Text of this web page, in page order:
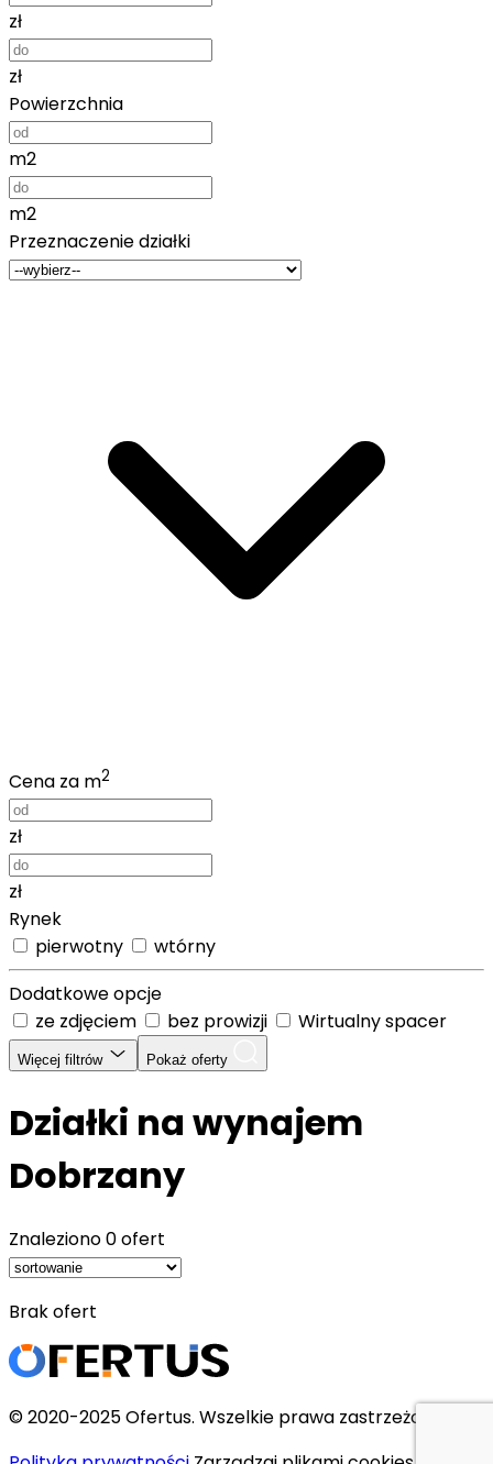
zł
zł
Powierzchnia
m2
m2
Przeznaczenie działki
Cena za m2
zł
zł
Rynek
pierwotny
wtórny
Dodatkowe opcje
ze zdjęciem
bez prowizji Wirtualny spacer
Więcej filtrów Pokaż oferty
Działki na wynajem
Dobrzany
Znaleziono0 ofert
Brak ofert
© 2020-2025 Ofertus. Wszelkie prawa zastrzeżone.